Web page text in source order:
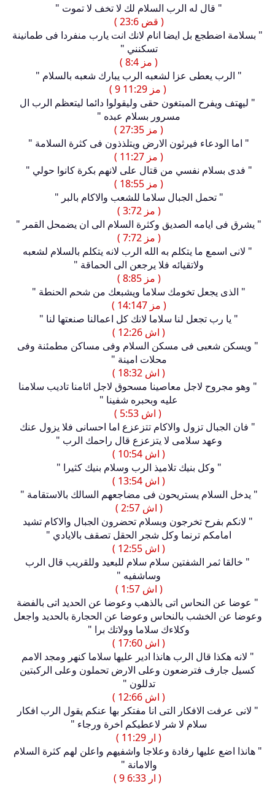
" قال له الرب السلام لك لا تخف لا تموت "
( قض 23:6 )
" بسلامة اضطجع بل ايضا انام لانك انت يارب منفردا فى طمانينة
تسكنني "
( مز 8:4 )
" الرب يعطى عزا لشعبه الرب يبارك شعبه بالسلام "
( مز 11:29 9 )
" ليهتف ويفرح المبتغون حقى وليقولوا دائما ليتعظم الرب ال
مسرور بسلام عبده "
( مز 27:35 )
" اما الودعاء فيرثون الارض ويتلذذون فى كثرة السلامة "
( مز 11:27 )
" فدى بسلام نفسي من قتال على لانهم بكرة كانوا حولي "
( مز 18:55 )
" تحمل الجبال سلاما للشعب والاكام بالبر "
( مز 3:72 )
" يشرق فى ايامه الصديق وكثرة السلام الى ان يضمحل القمر "
( مز 7:72 )
" لانى اسمع ما يتكلم به الله الرب لانه يتكلم بالسلام لشعبه
ولاتقيائه فلا يرجعن الى الحماقة "
( مز 8:85 )
" الذى يجعل تخومك سلاما ويشبعك من شحم الحنطة "
( مز 14:147 )
" يا رب تجعل لنا سلاما لانك كل اعمالنا صنعتها لنا "
( اش 12:26 )
" ويسكن شعبى فى مسكن السلام وفى مساكن مطمئنة وفى
محلات امينة "
( اش 18:32 )
" وهو مجروح لاجل معاصينا مسحوق لاجل اثامنا تاديب سلامنا
عليه وبحبره شفينا "
( اش 5:53 )
" فان الجبال تزول والاكام تتزعزع اما احسانى فلا يزول عنك
وعهد سلامى لا يتزعزع قال راحمك الرب "
( اش 10:54 )
" وكل بنيك تلاميذ الرب وسلام بنيك كثيرا "
( اش 13:54 )
" يدخل السلام يستريحون فى مضاجعهم السالك بالاستقامة "
( اش 2:57 )
" لانكم بفرح تخرجون وبسلام تحضرون الجبال والاكام تشيد
امامكم ترنما وكل شجر الحقل تصقف بالايادي "
( اش 12:55 )
" خالقا ثمر الشفتين سلام سلام للبعيد وللقريب قال الرب
وساشفيه "
( اش 1:57 )
" عوضا عن النحاس اتى بالذهب وعوضا عن الحديد اتى بالفضة
وعوضا عن الخشب بالنحاس وعوضا عن الحجارة بالحديد واجعل
وكلاءك سلاما وولاتك برا "
( اش 17:60 )
" لانه هكذا قال الرب هانذا ادير عليها سلاما كنهر ومجد الامم
كسيل جارف فترضعون وعلى الارض تحملون وعلى الركبتين
تدللون "
( اش 12:66 )
" لانى عرفت الافكار التى انا مفتكر بها عنكم يقول الرب افكار
سلام لا شر لاعطيكم اخرة ورجاء "
( ار 11:29 )
" هانذا اضع عليها رفادة وعلاجا واشفيهم واعلن لهم كثرة السلام
والامانة "
( ار 6:33 9 )